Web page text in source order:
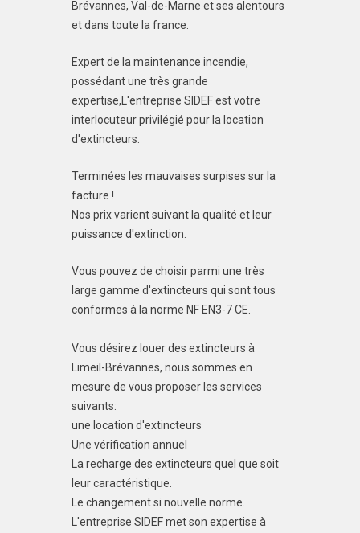
Brévannes, Val-de-Marne et ses alentours
et dans toute la france.
Expert de la maintenance incendie,
possédant une très grande
expertise,L'entreprise SIDEF est votre
interlocuteur privilégié pour la location
d'extincteurs.
Terminées les mauvaises surpises sur la
facture !
Nos prix varient suivant la qualité et leur
puissance d'extinction.
Vous pouvez de choisir parmi une très
large gamme d'extincteurs qui sont tous
conformes à la norme NF EN3-7 CE.
Vous désirez louer des extincteurs à
Limeil-Brévannes, nous sommes en
mesure de vous proposer les services
suivants:
une location d'extincteurs
Une vérification annuel
La recharge des extincteurs quel que soit
leur caractéristique.
Le changement si nouvelle norme.
L'entreprise SIDEF met son expertise à